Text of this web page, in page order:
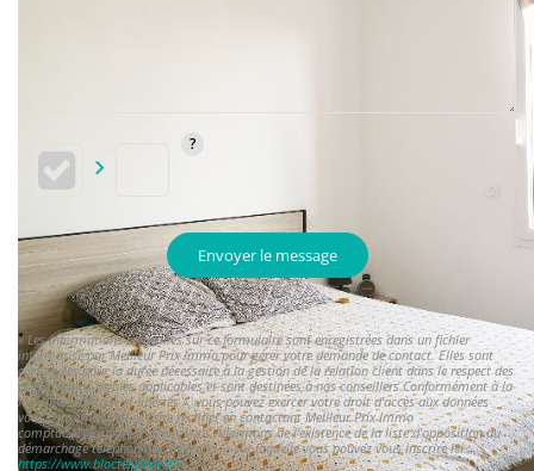
Envoyer le message
« Les informations recueillies sur ce formulaire sont enregistrées dans un fichier
informatisé par Meilleur Prix Immo pour gérer votre demande de contact. Elles sont
conservées pour la durée nécessaire à la gestion de la relation client dans le respect des
prescriptions légales applicables et sont destinées à nos conseillers Conformément à la
loi « informatique et libertés », vous pouvez exercer votre droit d'accès aux données
vous concernant et les faire rectifier en contactant Meilleur Prix Immo
comptac21@orange.fr. Nous vous informons de l'existence de la liste d'opposition au
démarchage téléphonique « Bloctel », sur laquelle vous pouvez vous inscrire ici :
https://www.bloctel.gouv.fr/»